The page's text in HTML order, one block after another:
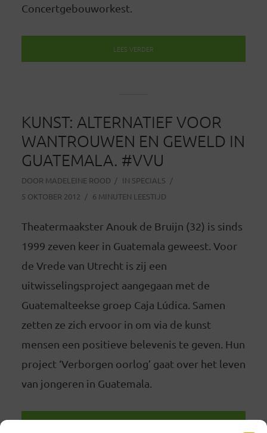
Concertgebouworkest.
LEES VERDER
KUNST: ALTERNATIEF VOOR
WANTROUWEN EN GEWELD IN
GUATEMALA. #VVU
DOOR MADELEINE ROOD IN SPECIALS
5 OKTOBER 2012
6 MINUTEN LEESTIJD
Theatermaakster Anouk de Bruijn (32) is sinds
1999 zeven keer in Guatemala geweest. Voor
de Vrede van Utrecht is zij een
uitwisselingsproject aangegaan met de
Guatemalteekse groep Caja Lúdica. Samen
zetten ze zich ervoor in om via de kunst
mensen een positieve belevenis te geven. Hun
project ‘Verborgen oorlog’ gaat over het leven
van jongeren in Guatemala.